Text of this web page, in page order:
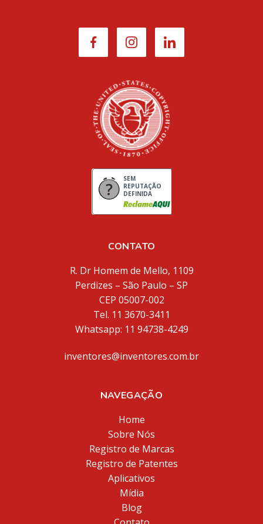
SEM
REPUTAÇÃO
DEFINIDA
CONTATO
R. Dr Homem de Mello, 1109
Perdizes – São Paulo – SP
CEP 05007-002
Tel. 11 3670-3411
Whatsapp: 11 94738-4249
inventores@inventores.com.br
NAVEGAÇÃO
Home
Sobre Nós
Registro de Marcas
Registro de Patentes
Aplicativos
Mídia
Blog